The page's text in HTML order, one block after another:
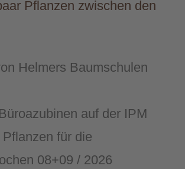
Helmers Baumschulen
auf der IPM
für die
08+09 / 2026